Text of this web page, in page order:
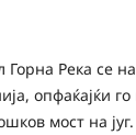
Горна Река се
опфаќајќи
мост на